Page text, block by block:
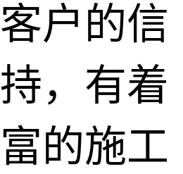
户的信
，有着
的施工